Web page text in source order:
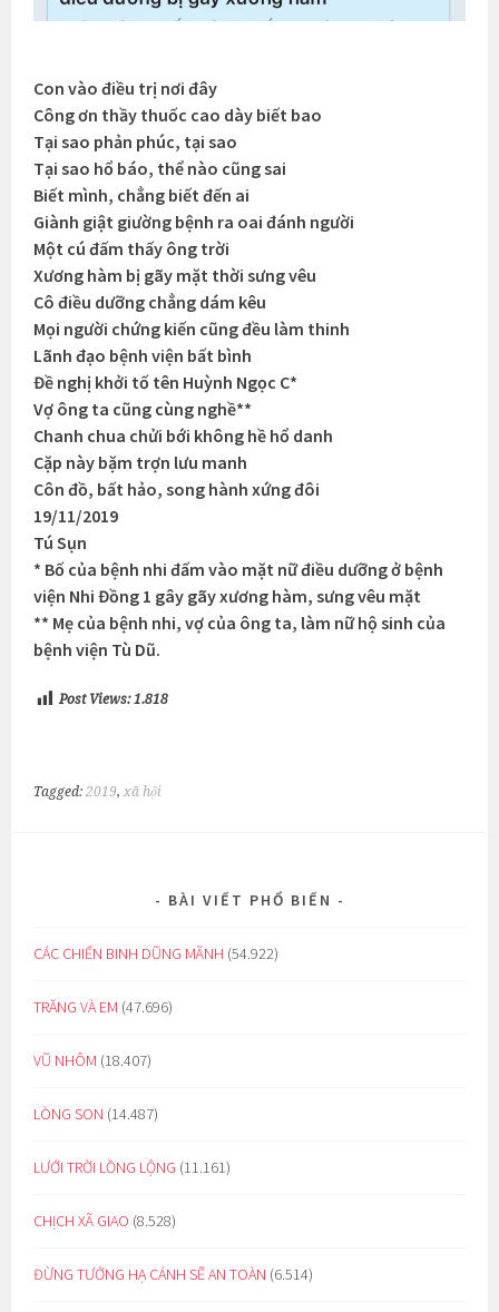
Con vào điều trị nơi đây
Công ơn thầy thuốc cao dày biết bao
Tại sao phản phúc, tại sao
Tại sao hổ báo, thể nào cũng sai
Biết mình, chẳng biết đến ai
Giành giật giường bệnh ra oai đánh người
Một cú đấm thấy ông trời
Xương hàm bị gãy mặt thời sưng vêu
Cô điều dưỡng chẳng dám kêu
Mọi người chứng kiến cũng đều làm thinh
Lãnh đạo bệnh viện bất bình
Đề nghị khởi tố tên Huỳnh Ngọc C*
Vợ ông ta cũng cùng nghề**
Chanh chua chửi bới không hề hổ danh
Cặp này bặm trợn lưu manh
Côn đồ, bất hảo, song hành xứng đôi
19/11/2019
Tú Sụn
* Bố của bệnh nhi đấm vào mặt nữ điều dưỡng ở bệnh
viện Nhi Đồng 1 gây gãy xương hàm, sưng vêu mặt
** Mẹ của bệnh nhi, vợ của ông ta, làm nữ hộ sinh của
bệnh viện Tù Dũ.
Post Views: 1.818
Tagged:2019, xã hội
BÀI VIẾT PHỔ BIẾN
CÁC CHIẾN BINH DŨNG MÃNH (54.922)
TRĂNG VÀ EM (47.696)
VŨ NHÔM (18.407)
LÒNG SON (14.487)
LƯỚI TRỜI LỒNG LỘNG (11.161)
CHỊCH XÃ GIAO (8.528)
ĐỪNG TƯỞNG HẠ CÁNH SẼ AN TOÀN (6.514)